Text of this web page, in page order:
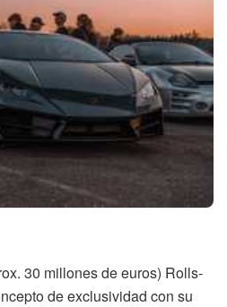
30 millones de euros) Rolls-
de exclusividad con su